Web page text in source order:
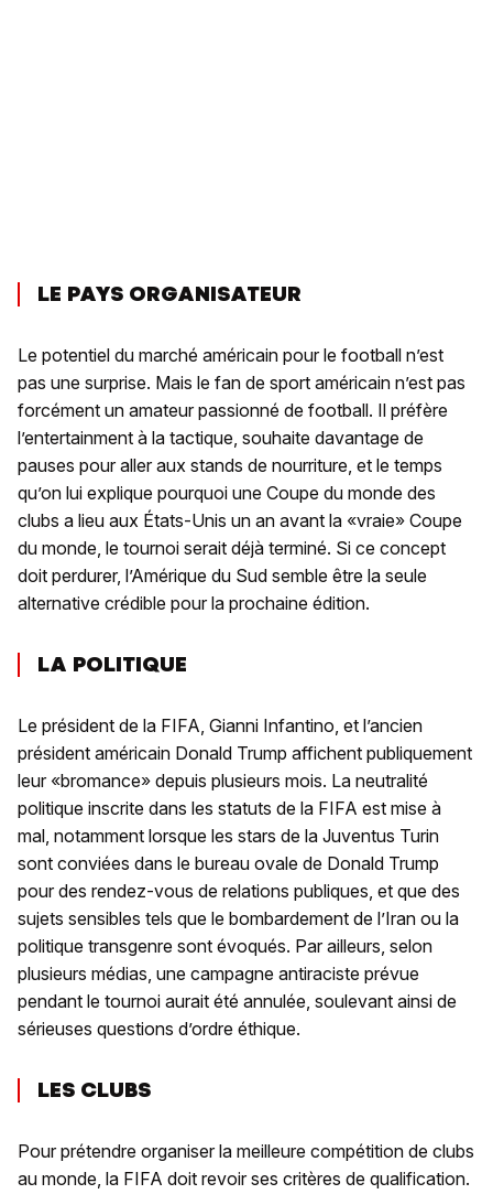
LE PAYS ORGANISATEUR
Le potentiel du marché américain pour le football n’est
pas une surprise. Mais le fan de sport américain n’est pas
forcément un amateur passionné de football. Il préfère
l’entertainment à la tactique, souhaite davantage de
pauses pour aller aux stands de nourriture, et le temps
qu’on lui explique pourquoi une Coupe du monde des
clubs a lieu aux États-Unis un an avant la «vraie» Coupe
du monde, le tournoi serait déjà terminé. Si ce concept
doit perdurer, l’Amérique du Sud semble être la seule
alternative crédible pour la prochaine édition.
LA POLITIQUE
Le président de la FIFA, Gianni Infantino, et l’ancien
président américain Donald Trump affichent publiquement
leur «bromance» depuis plusieurs mois. La neutralité
politique inscrite dans les statuts de la FIFA est mise à
mal, notamment lorsque les stars de la Juventus Turin
sont conviées dans le bureau ovale de Donald Trump
pour des rendez-vous de relations publiques, et que des
sujets sensibles tels que le bombardement de l’Iran ou la
politique transgenre sont évoqués. Par ailleurs, selon
plusieurs médias, une campagne antiraciste prévue
pendant le tournoi aurait été annulée, soulevant ainsi de
sérieuses questions d’ordre éthique.
LES CLUBS
Pour prétendre organiser la meilleure compétition de clubs
au monde, la FIFA doit revoir ses critères de qualification.